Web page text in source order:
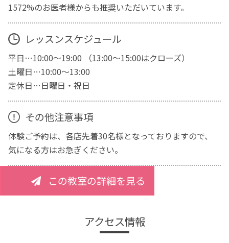
1572%のお医者様からも推奨いただいています。
レッスンスケジュール
平日…10:00～19:00 （13:00～15:00はクローズ）
土曜日…10:00～13:00
定休日…日曜日・祝日
その他注意事項
体験ご予約は、各店先着30名様となっておりますので、
気になる方はお急ぎください。
この教室の詳細を見る
アクセス情報